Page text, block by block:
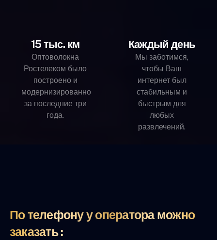
15 тыс. км
Оптоволокна
Ростелеком было
построено и
модернизированно
за последние три
года.
Каждый день
Мы заботимся,
чтобы Ваш
интернет был
стабильным и
быстрым для
любых
развлечений.
По телефону у оператора можно
заказать :